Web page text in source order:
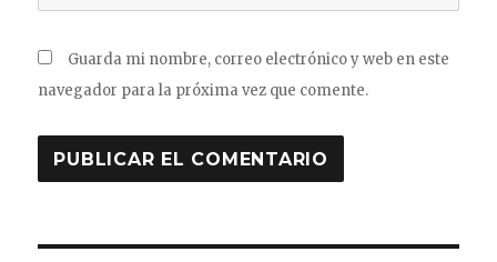
Guarda mi nombre, correo electrónico y web en este
navegador para la próxima vez que comente.